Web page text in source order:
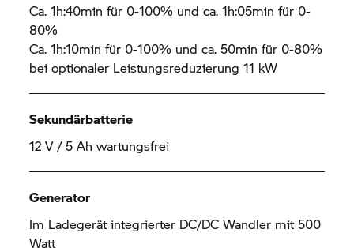
Ca. 1h:40min für 0-100% und ca. 1h:05min für 0-
80%
Ca. 1h:10min für 0-100% und ca. 50min für 0-80%
bei optionaler Leistungsreduzierung 11 kW
Sekundärbatterie
12 V / 5 Ah wartungsfrei
Generator
Im Ladegerät integrierter DC/DC Wandler mit 500
Watt